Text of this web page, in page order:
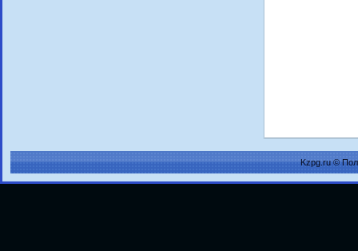
Kzpg.ru ©